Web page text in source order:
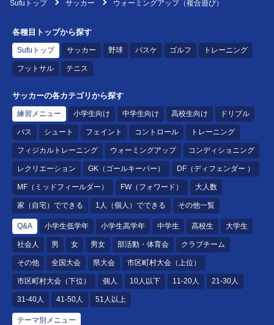
Sufuトップ サッカー ウォーミングアップ（複合遊び）
各種目トップから探す
Sufuトップ サッカー 野球 バスケ ゴルフ トレーニング
フットサル テニス
サッカーの各カテゴリから探す
練習メニュー 小学生向け 中学生向け 高校生向け ドリブル
パス シュート フェイント コントロール トレーニング
フィジカルトレーニング ウォーミングアップ コンディショニング
レクリエーション GK（ゴールキーパー） DF（ディフェンダー ）
MF（ミッドフィールダー） FW（フォワード） 大人数
家（自宅）でできる 1人（個人）でできる その他一覧
Q&A 小学生低学年 小学生高学年 中学生 高校生 大学生
社会人 男 女 男女 部活動・体育会 クラブチーム
その他 全国大会 県大会 市区町村大会（上位）
市区町村大会（下位） 個人 10人以下 11-20人 21-30人
31-40人 41-50人 51人以上
テーマ別メニュー